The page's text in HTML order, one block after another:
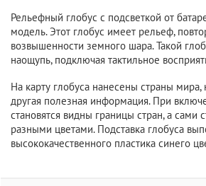
Рельефный глобус с подсветкой от
модель. Этот глобус имеет рельеф,
возвышенности земного шара. Такой
наощупь, подключая тактильное
На карту глобуса нанесены страны мира,
другая полезная информация. При
становятся видны границы стран, а сами
разными цветами. Подставка глобуса
высококачественного пластика синего